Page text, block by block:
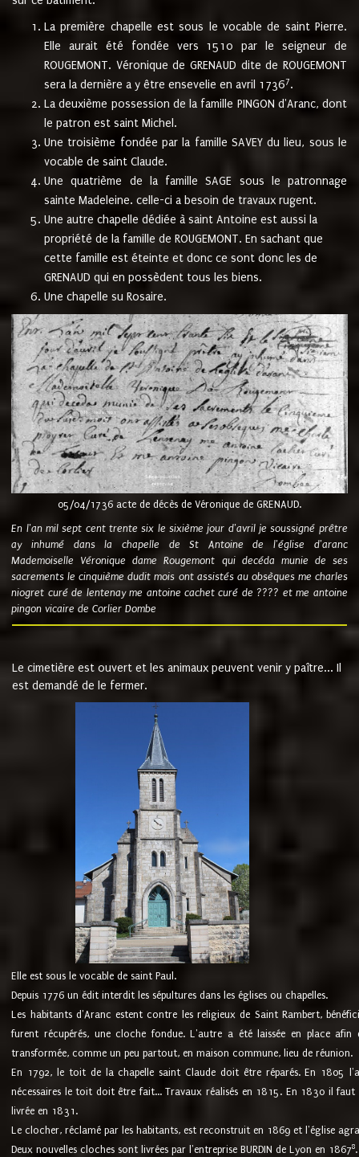
La première chapelle est sous le vocable de saint Pierre.
Elle aurait été fondée vers 1510 par le seigneur de
ROUGEMONT. Véronique de GRENAUD dite de ROUGEMONT
sera la dernière a y être ensevelie en avril 17367.
La deuxième possession de la famille PINGON d'Aranc, dont
le patron est saint Michel.
Une troisième fondée par la famille SAVEY du lieu, sous le
vocable de saint Claude.
Une quatrième de la famille SAGE sous le patronnage
sainte Madeleine. celle-ci a besoin de travaux rugent.
Une autre chapelle dédiée à saint Antoine est aussi la
propriété de la famille de ROUGEMONT. En sachant que
cette famille est éteinte et donc ce sont donc les de
GRENAUD qui en possèdent tous les biens.
Une chapelle su Rosaire.
05/04/1736 acte de décès de Véronique de GRENAUD.
En l'an mil sept cent trente six le sixième jour d'avril je soussigné prêtre
ay inhumé dans la chapelle de St Antoine de l'église d'aranc
Mademoiselle Véronique dame Rougemont qui decéda munie de ses
sacrements le cinquième dudit mois ont assistés au obsèques me charles
niogret curé de lentenay me antoine cachet curé de ???? et me antoine
pingon vicaire de Corlier Dombe
Le cimetière est ouvert et les animaux peuvent venir y paître... Il
est demandé de le fermer.
Elle est sous le vocable de saint Paul.
Depuis 1776 un édit interdit les sépultures dans les églises ou chapelles.
Les habitants d'Aranc estent contre les religieux de Saint Rambert,
furent récupérés, une cloche fondue. L'autre a été laissée en place
transformée, comme un peu partout, en maison commune, lieu de réunion.
En 1792, le toit de la chapelle saint Claude doit être réparés. En 1805
nécessaires le toit doit être fait... Travaux réalisés en 1815. En 1830 il
livrée en 1831.
Le clocher, réclamé par les habitants, est reconstruit en 1869 et l'église
Deux nouvelles cloches sont livrées par l'entreprise BURDIN de Lyon en 18678.